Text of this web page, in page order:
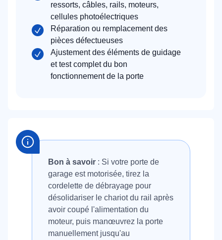
ressorts, câbles, rails, moteurs,
cellules photoélectriques
Réparation ou remplacement des
pièces défectueuses
Ajustement des éléments de guidage
et test complet du bon
fonctionnement de la porte
Bon à savoir : Si votre porte de
garage est motorisée, tirez la
cordelette de débrayage pour
désolidariser le chariot du rail après
avoir coupé l'alimentation du
moteur, puis manœuvrez la porte
manuellement jusqu'au